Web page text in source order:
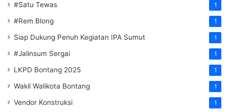
#Satu Tewas 1
#Rem Blong 1
Siap Dukung Penuh Kegiatan IPA Sumut 1
#Jalinsum Sergai 1
LKPD Bontang 2025 1
Wakil Walikota Bontang 1
Vendor Konstruksi 1